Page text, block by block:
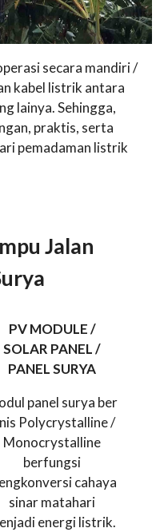
secara mandiri /
kabel listrik antara
lainya. Sehingga,
praktis, serta
pemadaman listrik
Jalan
PV MODULE /
SOLAR PANEL /
PANEL SURYA
panel surya ber
Polycrystalline /
Monocrystalline
berfungsi
cahaya
sinar matahari
energi listrik.